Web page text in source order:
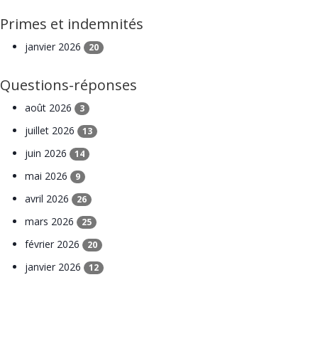
Primes et indemnités
janvier 2026 20
Questions-réponses
août 2026 3
juillet 2026 13
juin 2026 14
mai 2026 9
avril 2026 26
mars 2026 25
février 2026 20
janvier 2026 12